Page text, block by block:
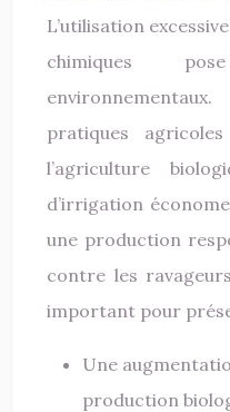
L’utilisation
chimiques
pratiques
l’agriculture
d’irrigation
une production
contre les
important pour
Une
production